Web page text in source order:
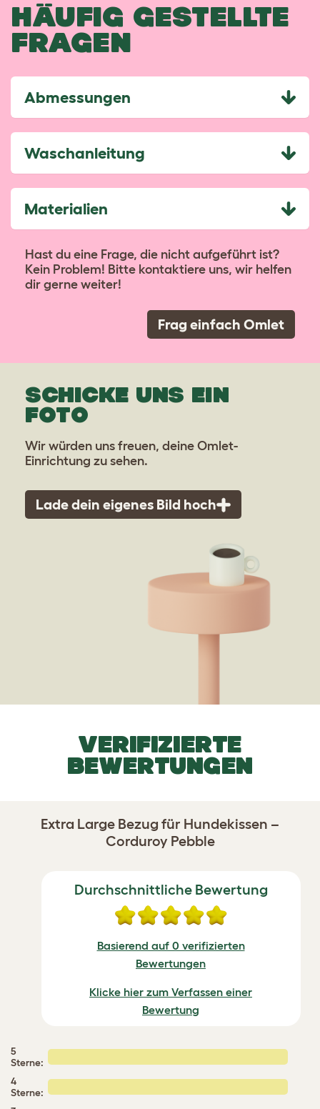
HÄUFIG GESTELLTE
FRAGEN
Abmessungen
Waschanleitung
Materialien
Hast du eine Frage, die nicht aufgeführt ist?
Kein Problem! Bitte kontaktiere uns, wir helfen
dir gerne weiter!
Frag einfach Omlet
SCHICKE UNS EIN
FOTO
Wir würden uns freuen, deine Omlet-
Einrichtung zu sehen.
Lade dein eigenes Bild hoch
VERIFIZIERTE
BEWERTUNGEN
Extra Large Bezug für Hundekissen –
Corduroy Pebble
Durchschnittliche Bewertung
Basierend auf 0 verifizierten
Bewertungen
Klicke hier zum Verfassen einer
Bewertung
5
Sterne:
4
Sterne: